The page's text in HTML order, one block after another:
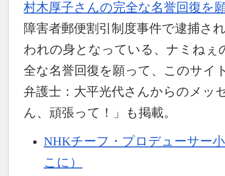
村木厚子さんの完全な名誉回復を
障害者郵便割引制度事件で逮捕さ
われの身となっている、ナミねぇ
全な名誉回復を願って、このサイ
弁護士：大平光代さんからのメッ
ん、頑張って！」も掲載。
NHKチーフ・プロデューサー
こに）